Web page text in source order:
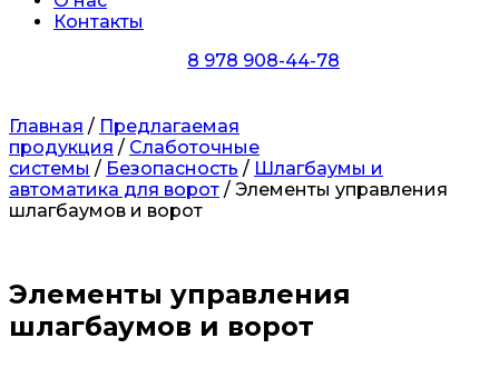
Контакты
8 978 908-44-78
Главная / Предлагаемая
продукция / Слаботочные
системы / Безопасность / Шлагбаумы и
автоматика для ворот / Элементы управления
шлагбаумов и ворот
Элементы управления
шлагбаумов и ворот